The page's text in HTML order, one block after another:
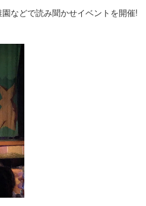
などで読み聞かせイベントを開催!